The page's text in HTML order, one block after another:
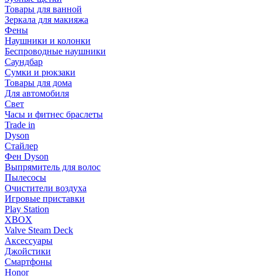
Товары для ванной
Зеркала для макияжа
Фены
Наушники и колонки
Беспроводные наушники
Саундбар
Сумки и рюкзаки
Товары для дома
Для автомобиля
Свет
Часы и фитнес браслеты
Trade in
Dyson
Стайлер
Фен Dyson
Выпрямитель для волос
Пылесосы
Очистители воздуха
Игровые приставки
Play Station
XBOX
Valve Steam Deck
Аксессуары
Джойстики
Смартфоны
Honor